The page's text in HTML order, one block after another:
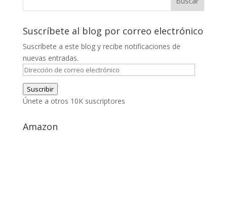
Suscríbete al blog por correo electrónico
Suscríbete a este blog y recibe notificaciones de
nuevas entradas.
Dirección
correo
electrónico
Suscribir
Únete a otros 10K suscriptores
Amazon